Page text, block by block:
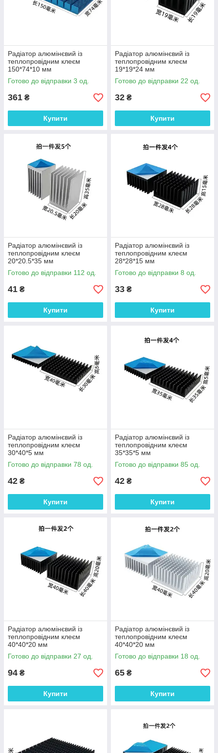
Радіатор алюмінєвий із
теплопровідним клеєм
150*74*10 мм
Готово до відправки 3 од.
361 ₴
Купити
Радіатор алюмінєвий із
теплопровідним клеєм
19*19*24 мм
Готово до відправки 22 од.
32 ₴
Купити
Радіатор алюмінєвий із
теплопровідним клеєм
20*20.5*35 мм
Готово до відправки 112 од.
41 ₴
Купити
Радіатор алюмінєвий із
теплопровідним клеєм
28*28*15 мм
Готово до відправки 8 од.
33 ₴
Купити
Радіатор алюмінєвий із
теплопровідним клеєм
30*40*5 мм
Готово до відправки 78 од.
42 ₴
Купити
Радіатор алюмінєвий із
теплопровідним клеєм
35*35*5 мм
Готово до відправки 85 од.
42 ₴
Купити
Радіатор алюмінєвий із
теплопровідним клеєм
40*40*20 мм
Готово до відправки 27 од.
94 ₴
Купити
Радіатор алюмінєвий із
теплопровідним клеєм
40*40*20 мм
Готово до відправки 18 од.
65 ₴
Купити